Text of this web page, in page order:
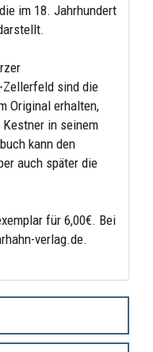
im 18. Jahrhundert
Zellerfeld sind die
Original erhalten,
in seinem
kann den
auch später die
für 6,00€. Bei
verlag.de.